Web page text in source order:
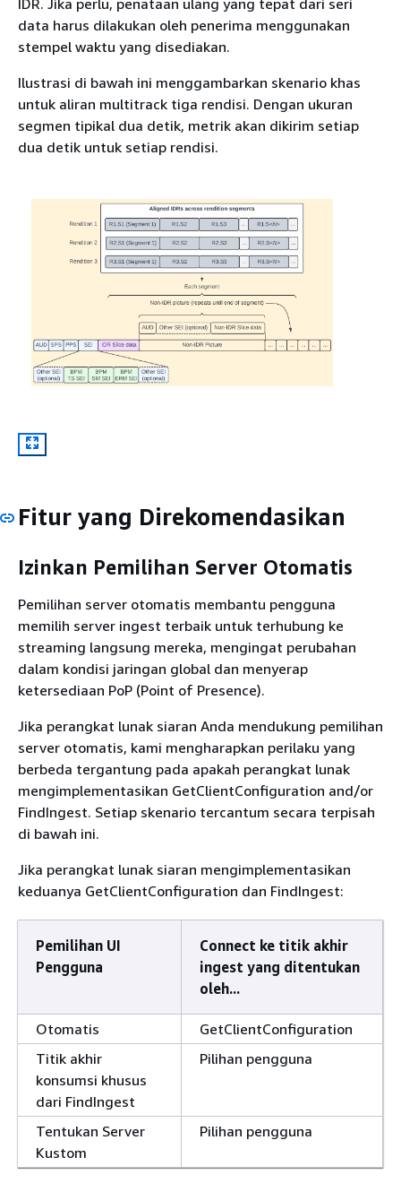
IDR. Jika perlu, penataan ulang yang tepat dari seri
data harus dilakukan oleh penerima menggunakan
stempel waktu yang disediakan.
Ilustrasi di bawah ini menggambarkan skenario khas
untuk aliran multitrack tiga rendisi. Dengan ukuran
segmen tipikal dua detik, metrik akan dikirim setiap
dua detik untuk setiap rendisi.
Fitur yang Direkomendasikan
Izinkan Pemilihan Server Otomatis
Pemilihan server otomatis membantu pengguna
memilih server ingest terbaik untuk terhubung ke
streaming langsung mereka, mengingat perubahan
dalam kondisi jaringan global dan menyerap
ketersediaan PoP (Point of Presence).
Jika perangkat lunak siaran Anda mendukung pemilihan
server otomatis, kami mengharapkan perilaku yang
berbeda tergantung pada apakah perangkat lunak
mengimplementasikan GetClientConfiguration and/or
FindIngest. Setiap skenario tercantum secara terpisah
di bawah ini.
Jika perangkat lunak siaran mengimplementasikan
keduanya GetClientConfiguration dan FindIngest:
Pemilihan UI
Pengguna
Connect ke titik akhir
ingest yang ditentukan
oleh...
Otomatis
GetClientConfiguration
Titik akhir
konsumsi khusus
dari FindIngest
Pilihan pengguna
Tentukan Server
Kustom
Pilihan pengguna